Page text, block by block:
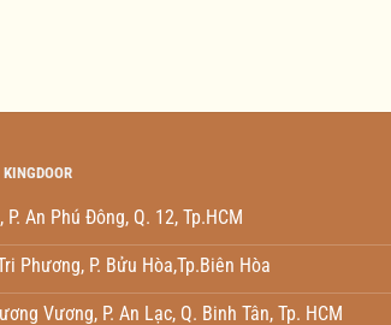
An Phú Đông, Q. 12, Tp.HCM
Phương, P. Bửu Hòa,Tp.Biên Hòa
Vương, P. An Lạc, Q. Binh Tân, Tp. HCM